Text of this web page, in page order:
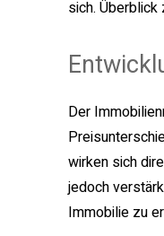
sich.
Der
wirken sich
jedoch
Immobilie zu